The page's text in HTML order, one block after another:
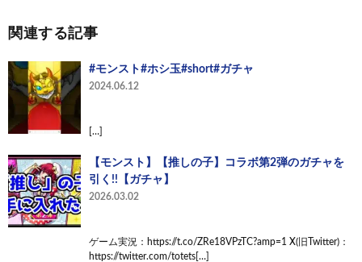
関連する記事
#モンスト#ホシ玉#short#ガチャ
2024.06.12
[…]
【モンスト】【推しの子】コラボ第2弾のガチャを
引く!!【ガチャ】
2026.03.02
ゲーム実況：https://t.co/ZRe18VPzTC?amp=1 X(旧Twitter)：
https://twitter.com/totets[…]